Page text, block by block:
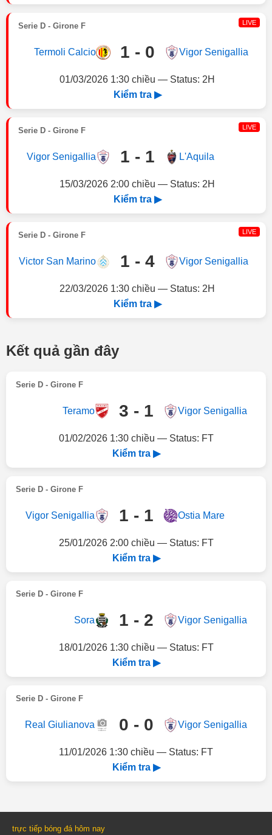
Serie D - Girone F LIVE
Termoli Calcio 1 - 0 Vigor Senigallia
01/03/2026 1:30 chiều — Status: 2H
Kiểm tra ▶
Serie D - Girone F LIVE
Vigor Senigallia 1 - 1 L'Aquila
15/03/2026 2:00 chiều — Status: 2H
Kiểm tra ▶
Serie D - Girone F LIVE
Victor San Marino 1 - 4 Vigor Senigallia
22/03/2026 1:30 chiều — Status: 2H
Kiểm tra ▶
Kết quả gần đây
Serie D - Girone F
Teramo 3 - 1 Vigor Senigallia
01/02/2026 1:30 chiều — Status: FT
Kiểm tra ▶
Serie D - Girone F
Vigor Senigallia 1 - 1 Ostia Mare
25/01/2026 2:00 chiều — Status: FT
Kiểm tra ▶
Serie D - Girone F
Sora 1 - 2 Vigor Senigallia
18/01/2026 1:30 chiều — Status: FT
Kiểm tra ▶
Serie D - Girone F
Real Giulianova 0 - 0 Vigor Senigallia
11/01/2026 1:30 chiều — Status: FT
Kiểm tra ▶
trực tiếp bóng đá hôm nay